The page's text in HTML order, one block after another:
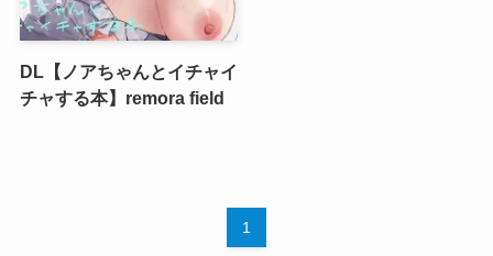
DL【ノアちゃんとイチャイ
チャする本】remora field
1